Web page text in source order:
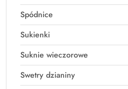
Spódnice
Sukienki
Suknie wieczorowe
Swetry dzianiny